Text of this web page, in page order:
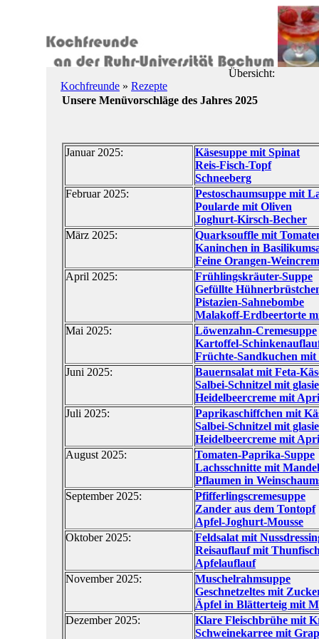
Übersicht:
Kochfreunde » Rezepte
Unsere Menüvorschläge des Jahres 2025
Januar 2025:
Käsesuppe mit Spinat
Reis-Fisch-Topf
Schneeberg
Februar 2025:
Pestoschaumsuppe mit
Poularde mit Oliven
Joghurt-Kirsch-Becher
März 2025:
Quarksouffle mit
Kaninchen in
Feine Orangen-
April 2025:
Frühlingskräuter-Suppe
Gefüllte
Pistazien-Sahnebombe
Malakoff-Erdbeertorte
Mai 2025:
Löwenzahn-Cremesuppe
Kartoffel-
Früchte-Sandkuchen
Juni 2025:
Bauernsalat mit Feta-
Salbei-Schnitzel mit
Heidelbeercreme mit
Juli 2025:
Paprikaschiffchen mit
Salbei-Schnitzel mit
Heidelbeercreme mit
August 2025:
Tomaten-Paprika-Suppe
Lachsschnitte mit
Pflaumen in
September 2025:
Pfifferlingscremesuppe
Zander aus dem Tontopf
Apfel-Joghurt-Mousse
Oktober 2025:
Feldsalat mit
Reisauflauf mit
Apfelauflauf
November 2025:
Muschelrahmsuppe
Geschnetzeltes mit
Äpfel in Blätterteig mit
Dezember 2025:
Klare Fleischbrühe mit
Schweinekarree mit